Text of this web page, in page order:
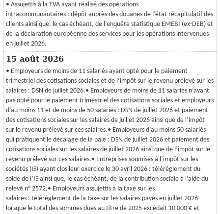
• Assujettis à la TVA ayant réalisé des opérations
intracommunautaires : dépôt auprès des douanes de l’état récapitulatif des
clients ainsi que, le cas échéant, de l’enquête statistique EMEBI (ex-DEB) et
de la déclaration européenne des services pour les opérations intervenues
en juillet 2026.
15 août 2026
• Employeurs de moins de 11 salariés ayant opté pour le paiement
trimestriel des cotisations sociales et de l’impôt sur le revenu prélevé sur les
salaires : DSN de juillet 2026.• Employeurs de moins de 11 salariés n’ayant
pas opté pour le paiement trimestriel des cotisations sociales et employeurs
d’au moins 11 et de moins de 50 salariés : DSN de juillet 2026 et paiement
des cotisations sociales sur les salaires de juillet 2026 ainsi que de l’impôt
sur le revenu prélevé sur ces salaires.• Employeurs d’au moins 50 salariés
qui pratiquent le décalage de la paie : DSN de juillet 2026 et paiement des
cotisations sociales sur les salaires de juillet 2026 ainsi que de l’impôt sur le
revenu prélevé sur ces salaires.• Entreprises soumises à l’impôt sur les
sociétés (IS) ayant clos leur exercice le 30 avril 2026 : télérèglement du
solde de l’IS ainsi que, le cas échéant, de la contribution sociale à l’aide du
relevé n° 2572.• Employeurs assujettis à la taxe sur les
salaires : télérèglement de la taxe sur les salaires payés en juillet 2026
lorsque le total des sommes dues au titre de 2025 excédait 10 000 € et